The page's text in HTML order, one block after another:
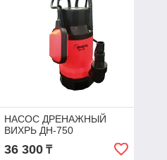
НАСОС ДРЕНАЖНЫЙ
ВИХРЬ ДН-750
36 300₸